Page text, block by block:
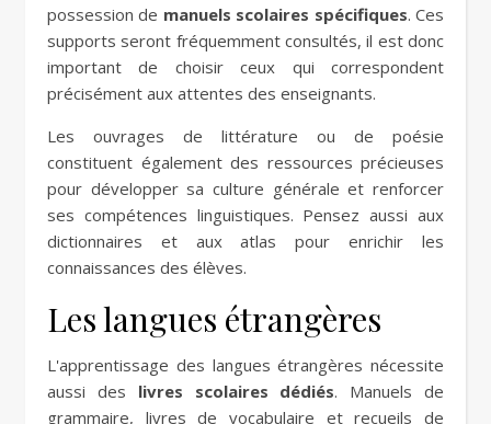
possession de manuels scolaires spécifiques. Ces
supports seront fréquemment consultés, il est donc
important de choisir ceux qui correspondent
précisément aux attentes des enseignants.
Les ouvrages de littérature ou de poésie
constituent également des ressources précieuses
pour développer sa culture générale et renforcer
ses compétences linguistiques. Pensez aussi aux
dictionnaires et aux atlas pour enrichir les
connaissances des élèves.
Les langues étrangères
L'apprentissage des langues étrangères nécessite
aussi des livres scolaires dédiés. Manuels de
grammaire, livres de vocabulaire et recueils de